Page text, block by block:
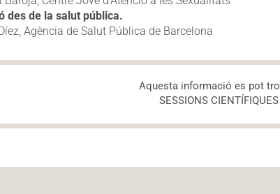
des de la salut pública.
Agència de Salut Pública de Barcelona
Aquesta informació es pot
SESSIONS CIENTÍFIQUES